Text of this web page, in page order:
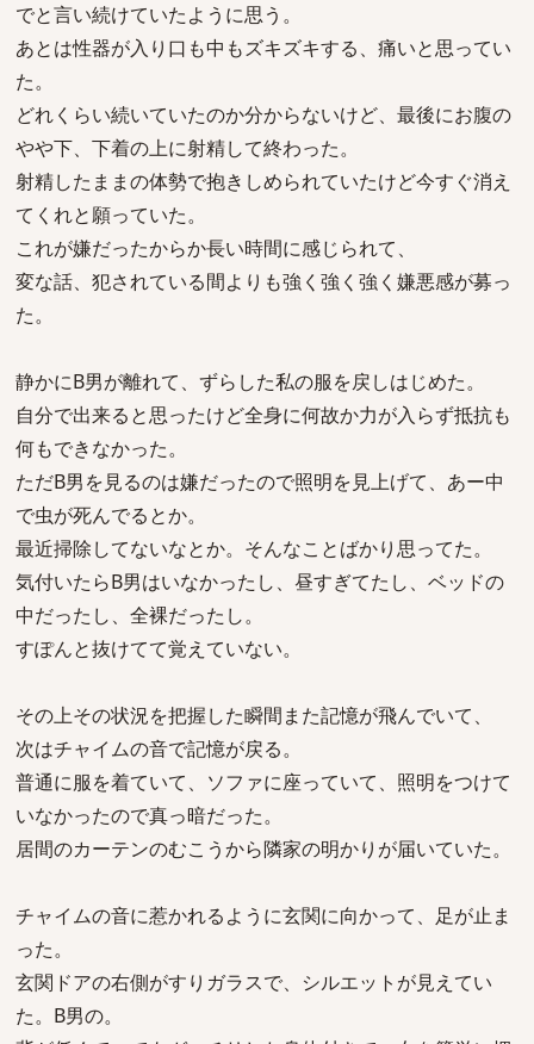
でと言い続けていたように思う。
あとは性器が入り口も中もズキズキする、痛いと思ってい
た。
どれくらい続いていたのか分からないけど、最後にお腹の
やや下、下着の上に射精して終わった。
射精したままの体勢で抱きしめられていたけど今すぐ消え
てくれと願っていた。
これが嫌だったからか長い時間に感じられて、
変な話、犯されている間よりも強く強く強く嫌悪感が募っ
た。
静かにB男が離れて、ずらした私の服を戻しはじめた。
自分で出来ると思ったけど全身に何故か力が入らず抵抗も
何もできなかった。
ただB男を見るのは嫌だったので照明を見上げて、あー中
で虫が死んでるとか。
最近掃除してないなとか。そんなことばかり思ってた。
気付いたらB男はいなかったし、昼すぎてたし、ベッドの
中だったし、全裸だったし。
すぽんと抜けてて覚えていない。
その上その状況を把握した瞬間また記憶が飛んでいて、
次はチャイムの音で記憶が戻る。
普通に服を着ていて、ソファに座っていて、照明をつけて
いなかったので真っ暗だった。
居間のカーテンのむこうから隣家の明かりが届いていた。
チャイムの音に惹かれるように玄関に向かって、足が止ま
った。
玄関ドアの右側がすりガラスで、シルエットが見えてい
た。B男の。